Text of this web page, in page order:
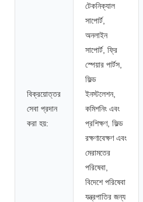
বিক্রয়োত্তর
সেবা প্রদান
করা হয়:
টেকনিক্যাল
সাপোর্ট,
অনলাইন
সাপোর্ট, ফ্রি
স্পেয়ার পার্টস,
ফিল্ড
ইনস্টলেশন,
কমিশনিং এবং
প্রশিক্ষণ, ফিল্ড
রক্ষণাবেক্ষণ এবং
মেরামতের
পরিষেবা,
বিদেশে পরিষেবা
যন্ত্রপাতির জন্য